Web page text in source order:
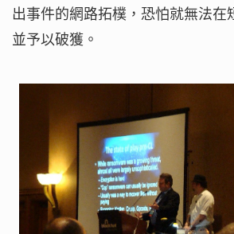
出事件的網路拓樸，恐怕就無法在
並予以破獲。